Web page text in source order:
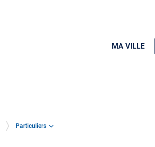
MA VILLE
Particuliers